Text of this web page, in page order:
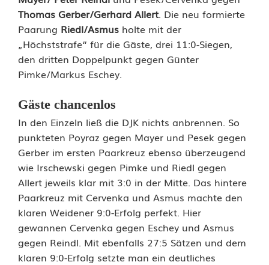
W
e
i
d
e
n
s
p
i
e
l
e
Thomas Gerber/Gerhard Allert. Die neu formierte
Paarung Riedl/Asmus holte mit der
„Höchststrafe“ für die Gäste, drei 11:0-Siegen,
den dritten Doppelpunkt gegen Günter
Pimke/Markus Eschey.
Gäste chancenlos
In den Einzeln ließ die DJK nichts anbrennen. So
punkteten Poyraz gegen Mayer und Pesek gegen
Gerber im ersten Paarkreuz ebenso überzeugend
wie Irschewski gegen Pimke und Riedl gegen
Allert jeweils klar mit 3:0 in der Mitte. Das hintere
Paarkreuz mit Cervenka und Asmus machte den
klaren Weidener 9:0-Erfolg perfekt. Hier
gewannen Cervenka gegen Eschey und Asmus
gegen Reindl. Mit ebenfalls 27:5 Sätzen und dem
klaren 9:0-Erfolg setzte man ein deutliches